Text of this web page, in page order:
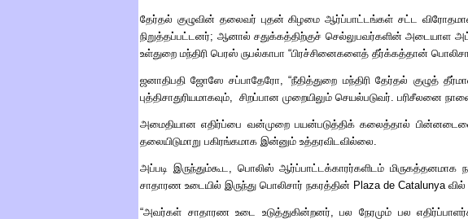
தேர்தல் குழுவின் தலைவர் புதன் கிழமை ஆர்ப்பாட்டங்கள் சட்ட
நிறுத்தப்பட்டனர்; ஆனால் சதுக்கத்திற்குச் செல்லுபவர்களின் அடையாள
உள்துறை மந்திரி பெரஸ் ருபல்காபா “பிரச்சினைகளைத் தீர்க்கத்தான்
ஜனாதிபதி ஜோஸே சப்பாதேரோ, “நீதித்துறை மந்திரி தேர்தல் குழுத்
புத்திசாதுரியமாகவும், சிறப்பான முறையிலும் செயல்படுவர். பரிசீலனை
அமைதியான எதிர்ப்பை வன்முறை பயன்படுத்திக் கலைத்தால்
தலையிடுமாறு பகிரங்கமாக இன்னும் உத்தரவிடவில்லை.
அப்படி இருந்தும்கூட, பொலிஸ் ஆர்ப்பாட்டக்காரர்களிடம்
சாதாரண உடையில் இருந்து பொலிசார் நகரத்தின் Plaza de Catalunya
“அவர்கள் சாதாரண உடை உடுத்துகின்றனர்,பல நேரமும் பல